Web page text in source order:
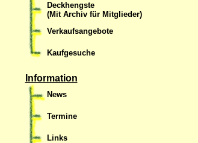
Deckhengste
(Mit Archiv für Mitglieder)
Verkaufsangebote
Kaufgesuche
Information
News
Termine
Links